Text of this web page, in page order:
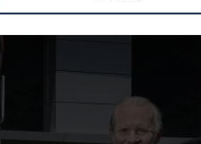
personalizar el contenido y
información sobre el uso que
pueden combinarla
hecho de sus servicios.